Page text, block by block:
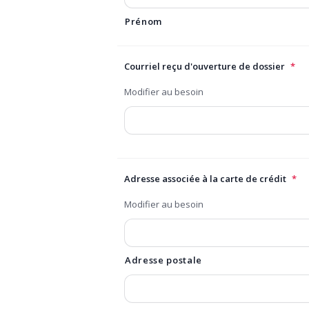
Prénom
Courriel reçu d'ouverture de dossier *
Modifier au besoin
Adresse associée à la carte de crédit *
Modifier au besoin
Adresse postale